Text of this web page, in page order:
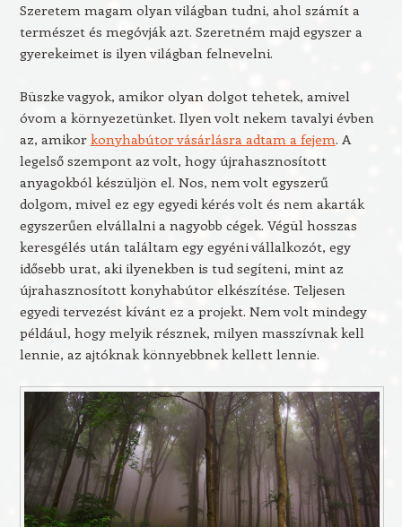
Szeretem magam olyan világban tudni, ahol számít a
természet és megóvják azt. Szeretném majd egyszer a
gyerekeimet is ilyen világban felnevelni.
Büszke vagyok, amikor olyan dolgot tehetek, amivel
óvom a környezetünket. Ilyen volt nekem tavalyi évben
az, amikor konyhabútor vásárlásra adtam a fejem. A
legelső szempont az volt, hogy újrahasznosított
anyagokból készüljön el. Nos, nem volt egyszerű
dolgom, mivel ez egy egyedi kérés volt és nem akarták
egyszerűen elvállalni a nagyobb cégek. Végül hosszas
keresgélés után találtam egy egyéni vállalkozót, egy
idősebb urat, aki ilyenekben is tud segíteni, mint az
újrahasznosított konyhabútor elkészítése. Teljesen
egyedi tervezést kívánt ez a projekt. Nem volt mindegy
például, hogy melyik résznek, milyen masszívnak kell
lennie, az ajtóknak könnyebbnek kellett lennie.